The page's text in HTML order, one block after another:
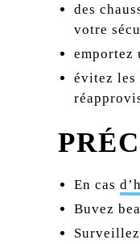
des
votre
emportez
évitez les
En cas
Buvez